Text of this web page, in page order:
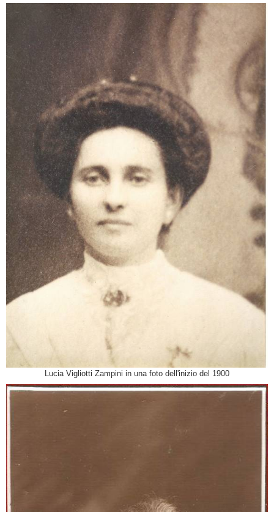
Lucia Vigliotti Zampini in una foto dell'inizio del 1900